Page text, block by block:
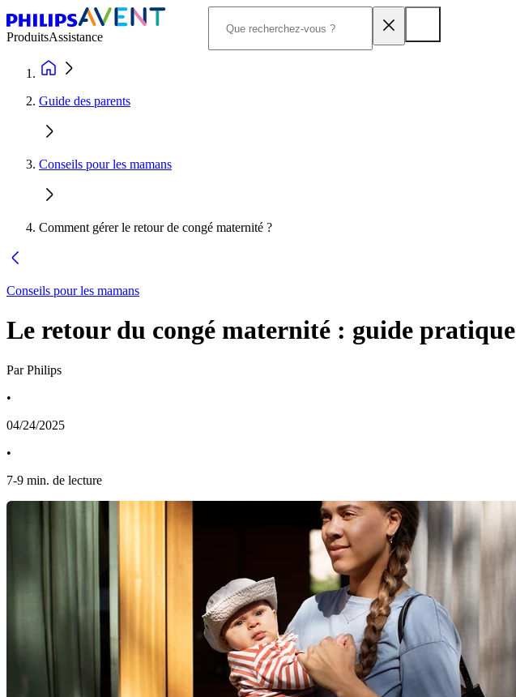
ProduitsAssistance
Guide des parents
Conseils pour les mamans
Comment gérer le retour de congé maternité ?
Conseils pour les mamans
Le retour du congé maternité : guide pratique
Par Philips
•
04/24/2025
•
7-9 min. de lecture